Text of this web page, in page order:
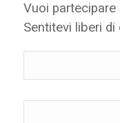
Vuoi
Sentitevi liberi